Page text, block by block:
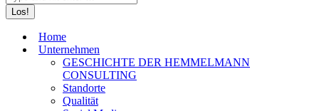
Home
Unternehmen
GESCHICHTE DER HEMMELMANN
CONSULTING
Standorte
Qualität